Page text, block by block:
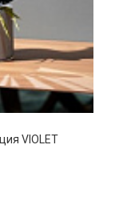
VIOLET